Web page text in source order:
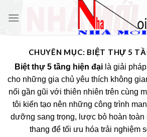
CHUYÊN MỤC: BIỆT THỰ 5
Biệt thự 5 tầng hiện đạilà giải
cho những gia chủ yêu thích không
nối gần gũi với thiên nhiên trên cùng
tôi kiến tạo nên những công trình
dưỡng sang trọng, lược bỏ hoàn toàn
thang để tối ưu hóa trải nghiệm